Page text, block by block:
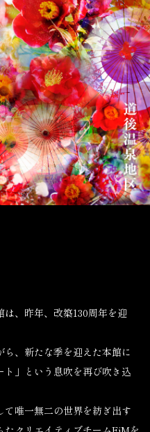
、昨年、改築130周年を迎
、新たな季を迎えた本館に
」という息吹を再び吹き込
唯一無二の世界を紡ぎ出す